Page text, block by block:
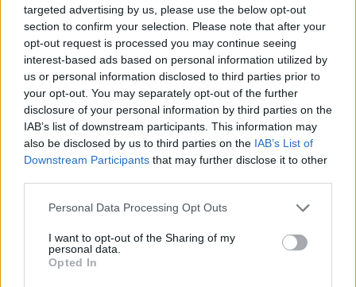
targeted advertising by us, please use the below opt-out
section to confirm your selection. Please note that after your
opt-out request is processed you may continue seeing
interest-based ads based on personal information utilized by
us or personal information disclosed to third parties prior to
your opt-out. You may separately opt-out of the further
disclosure of your personal information by third parties on the
IAB’s list of downstream participants. This information may
also be disclosed by us to third parties on the IAB’s List of
Downstream Participants that may further disclose it to other
Please note that this website/app uses one or more Google
not limited to your visit or usage behaviour. You may click to
grant or deny consent to Google and its third-party tags to
use your data for below specified purposes in below Google
Personal Data Processing Opt Outs
I want to opt-out of the Sharing of my
personal data.
Opted In